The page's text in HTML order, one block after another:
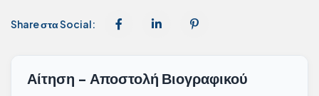
Share στα Social:
Αίτηση - Αποστολή Βιογραφικού